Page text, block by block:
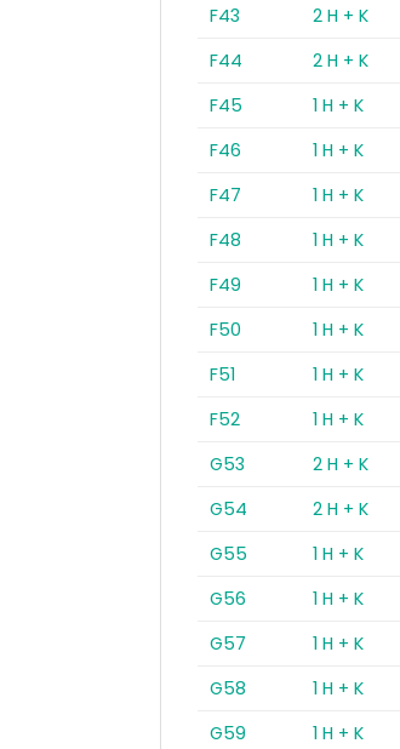
F43
2 H + K
F44
2 H + K
F45
1 H + K
F46
1 H + K
F47
1 H + K
F48
1 H + K
F49
1 H + K
F50
1 H + K
F51
1 H + K
F52
1 H + K
G53
2 H + K
G54
2 H + K
G55
1 H + K
G56
1 H + K
G57
1 H + K
G58
1 H + K
G59
1 H + K